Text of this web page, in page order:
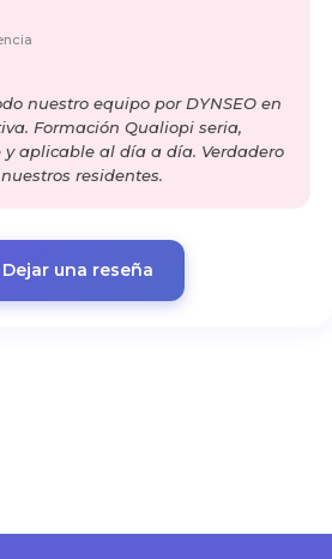
nuestro equipo por DYNSEO en
Formación Qualiopi seria,
aplicable al día a día. Verdadero
residentes.
Dejar una reseña